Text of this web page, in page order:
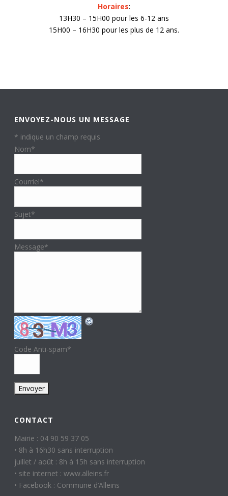
Horaires:
13H30 – 15H00 pour les 6-12 ans
15H00 – 16H30 pour les plus de 12 ans.
ENVOYEZ-NOUS UN MESSAGE
* indique un champ requis
Nom*
Courriel*
Sujet*
Message*
Code Anti-spam*
CONTACT
Mairie : 04 90 59 37 05
• 8h à 16h30 sans interruption
juillet / août : 8h à 15h sans interruption
• site internet : www.alleins.fr
• Facebook : Commune d’Alleins